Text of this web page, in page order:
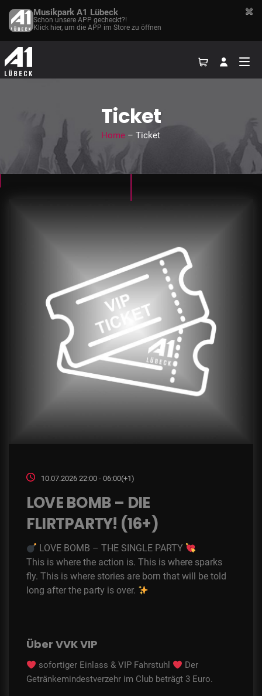
Ticket
Home – Ticket
10.07.2026 22:00 - 06:00(+1)
LOVE BOMB – DIE
FLIRTPARTY! (16+)
LOVE BOMB – THE SINGLE PARTY
This is where the action is. This is where sparks
fly. This is where stories are born that will be told
long after the party is over.
Über VVK VIP
sofortiger Einlass & VIP Fahrstuhl
Der
Getränkemindestverzehr im Club beträgt 3 Euro.
Musikpark A1 Lübeck
Schon unsere APP gecheckt?!
Klick hier, um die APP im Store zu öffnen